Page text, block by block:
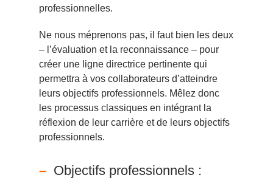
professionnelles.
Ne nous méprenons pas, il faut bien les deux
– l’évaluation et la reconnaissance – pour
créer une ligne directrice pertinente qui
permettra à vos collaborateurs d’atteindre
leurs objectifs professionnels. Mêlez donc
les processus classiques en intégrant la
réflexion de leur carrière et de leurs objectifs
professionnels.
Objectifs professionnels :